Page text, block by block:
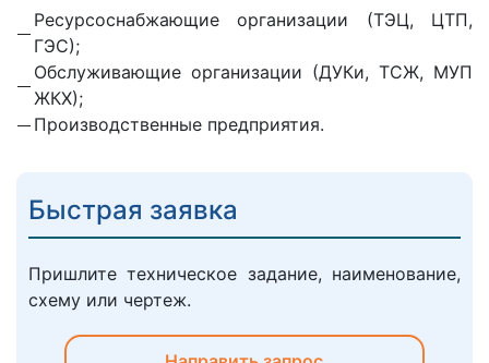
Ресурсоснабжающие организации (ТЭЦ, ЦТП,
ГЭС);
Обслуживающие организации (ДУКи, ТСЖ, МУП
ЖКХ);
Производственные предприятия.
Быстрая заявка
Пришлите техническое задание, наименование,
схему или чертеж.